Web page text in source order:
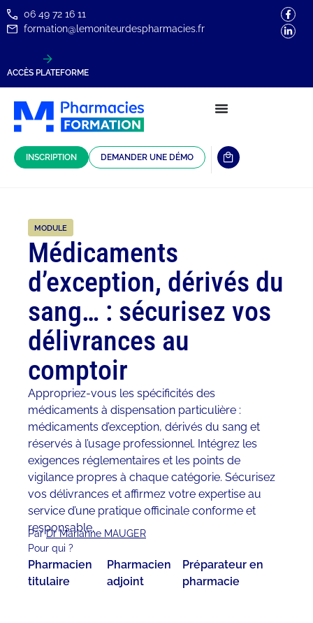
06 49 72 16 11
formation@lemoniteurdespharmacies.fr
ACCÈS PLATEFORME
INSCRIPTION DEMANDER UNE DÉMO
MODULE
Médicaments
d’exception, dérivés du
sang… : sécurisez vos
délivrances au
comptoir
Appropriez-vous les spécificités des
médicaments à dispensation particulière :
médicaments d’exception, dérivés du sang et
réservés à l’usage professionnel. Intégrez les
exigences réglementaires et les points de
vigilance propres à chaque catégorie. Sécurisez
vos délivrances et affirmez votre expertise au
service d’une pratique officinale conforme et
responsable.
ParDr Marianne MAUGER
Pour qui ?
Pharmacien
titulaire
Pharmacien
adjoint
Préparateur en
pharmacie